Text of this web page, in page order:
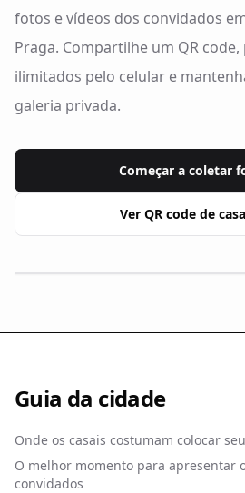
fotos e vídeos dos convidados
Praga. Compartilhe um QR
ilimitados pelo celular e
galeria privada.
Começar a coletar
Ver QR code de
Guia da cidade
Onde os casais costumam colocar
O melhor momento para apresentar
convidados